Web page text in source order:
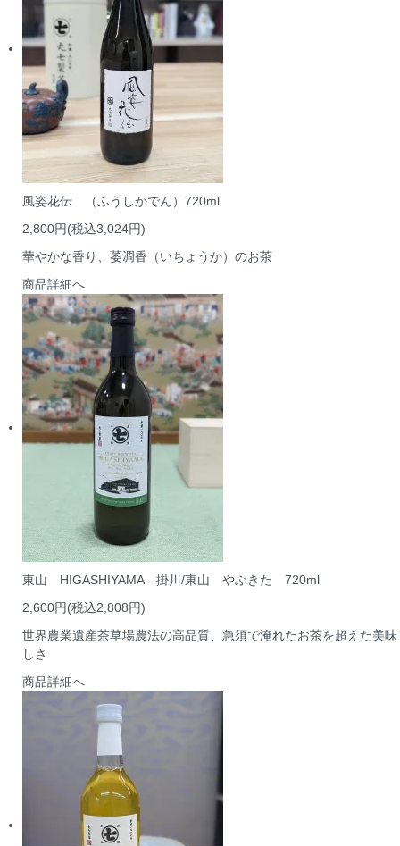
風姿花伝 （ふうしかでん）720ml
2,800円(税込3,024円)
華やかな香り、萎凋香（いちょうか）のお茶
商品詳細へ
東山 HIGASHIYAMA 掛川/東山 やぶきた 720ml
2,600円(税込2,808円)
世界農業遺産茶草場農法の高品質、急須で淹れたお茶を超えた美味
しさ
商品詳細へ